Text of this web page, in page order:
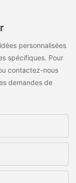
personnalisées
spécifiques. Pour
contactez-nous
demandes de